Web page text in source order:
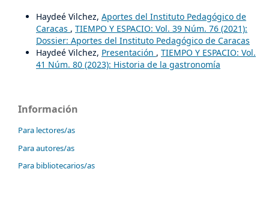
Haydeé Vilchez, Aportes del Instituto Pedagógico de
Caracas , TIEMPO Y ESPACIO: Vol. 39 Núm. 76 (2021):
Dossier: Aportes del Instituto Pedagógico de Caracas
Haydeé Vilchez, Presentación , TIEMPO Y ESPACIO: Vol.
41 Núm. 80 (2023): Historia de la gastronomía
Información
Para lectores/as
Para autores/as
Para bibliotecarios/as